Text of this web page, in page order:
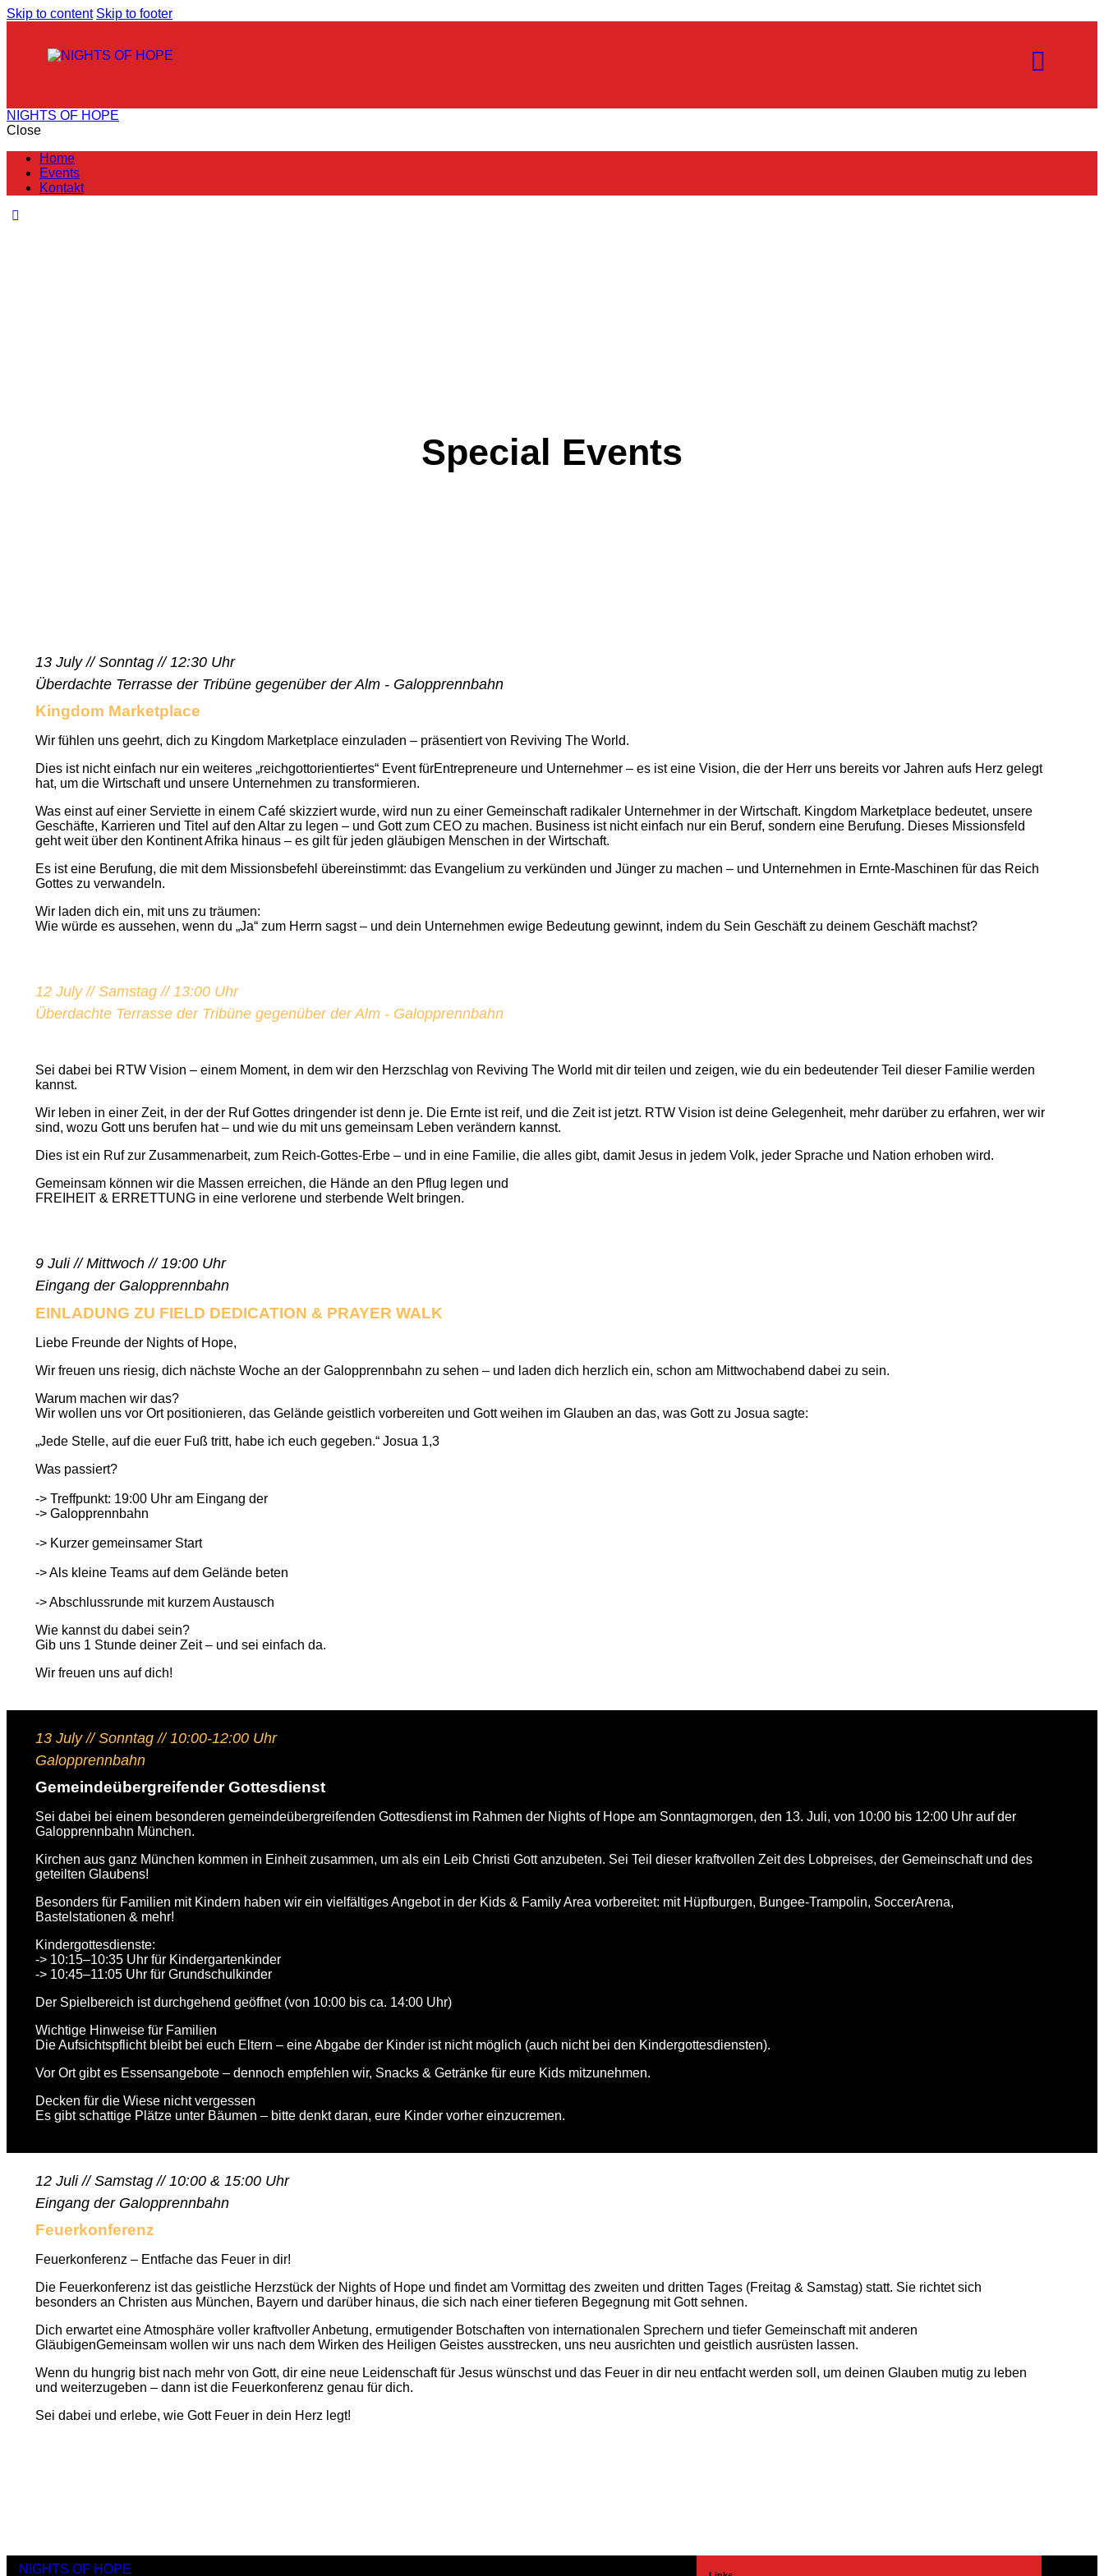
Skip to content Skip to footer
NIGHTS OF HOPE
Close
Home
Events
Kontakt
Special Events
13 July // Sonntag // 12:30 Uhr
Überdachte Terrasse der Tribüne gegenüber der Alm - Galopprennbahn
Kingdom Marketplace
Wir fühlen uns geehrt, dich zu Kingdom Marketplace einzuladen – präsentiert von Reviving The World.
Dies ist nicht einfach nur ein weiteres „reichgottorientiertes“ Event fürEntrepreneure und Unternehmer – es ist eine Vision, die der Herr uns bereits vor Jahren aufs Herz gelegt
hat, um die Wirtschaft und unsere Unternehmen zu transformieren.
Was einst auf einer Serviette in einem Café skizziert wurde, wird nun zu einer Gemeinschaft radikaler Unternehmer in der Wirtschaft. Kingdom Marketplace bedeutet, unsere
Geschäfte, Karrieren und Titel auf den Altar zu legen – und Gott zum CEO zu machen. Business ist nicht einfach nur ein Beruf, sondern eine Berufung. Dieses Missionsfeld
geht weit über den Kontinent Afrika hinaus – es gilt für jeden gläubigen Menschen in der Wirtschaft.
Es ist eine Berufung, die mit dem Missionsbefehl übereinstimmt: das Evangelium zu verkünden und Jünger zu machen – und Unternehmen in Ernte-Maschinen für das Reich
Gottes zu verwandeln.
Wir laden dich ein, mit uns zu träumen:
Wie würde es aussehen, wenn du „Ja“ zum Herrn sagst – und dein Unternehmen ewige Bedeutung gewinnt, indem du Sein Geschäft zu deinem Geschäft machst?
12 July // Samstag // 13:00 Uhr
Überdachte Terrasse der Tribüne gegenüber der Alm - Galopprennbahn
Sei dabei bei RTW Vision – einem Moment, in dem wir den Herzschlag von Reviving The World mit dir teilen und zeigen, wie du ein bedeutender Teil dieser Familie werden
kannst.
Wir leben in einer Zeit, in der der Ruf Gottes dringender ist denn je. Die Ernte ist reif, und die Zeit ist jetzt. RTW Vision ist deine Gelegenheit, mehr darüber zu erfahren, wer wir
sind, wozu Gott uns berufen hat – und wie du mit uns gemeinsam Leben verändern kannst.
Dies ist ein Ruf zur Zusammenarbeit, zum Reich-Gottes-Erbe – und in eine Familie, die alles gibt, damit Jesus in jedem Volk, jeder Sprache und Nation erhoben wird.
Gemeinsam können wir die Massen erreichen, die Hände an den Pflug legen und
FREIHEIT & ERRETTUNG in eine verlorene und sterbende Welt bringen.
9 Juli // Mittwoch // 19:00 Uhr
Eingang der Galopprennbahn
EINLADUNG ZU FIELD DEDICATION & PRAYER WALK
Liebe Freunde der Nights of Hope,
Wir freuen uns riesig, dich nächste Woche an der Galopprennbahn zu sehen – und laden dich herzlich ein, schon am Mittwochabend dabei zu sein.
Warum machen wir das?
Wir wollen uns vor Ort positionieren, das Gelände geistlich vorbereiten und Gott weihen im Glauben an das, was Gott zu Josua sagte:
„Jede Stelle, auf die euer Fuß tritt, habe ich euch gegeben.“ Josua 1,3
Was passiert?
-> Treffpunkt: 19:00 Uhr am Eingang der
-> Galopprennbahn
-> Kurzer gemeinsamer Start
-> Als kleine Teams auf dem Gelände beten
-> Abschlussrunde mit kurzem Austausch
Wie kannst du dabei sein?
Gib uns 1 Stunde deiner Zeit – und sei einfach da.
Wir freuen uns auf dich!
13 July // Sonntag // 10:00-12:00 Uhr
Galopprennbahn
Gemeindeübergreifender Gottesdienst
Sei dabei bei einem besonderen gemeindeübergreifenden Gottesdienst im Rahmen der Nights of Hope am Sonntagmorgen, den 13. Juli, von 10:00 bis 12:00 Uhr auf der
Galopprennbahn München.
Kirchen aus ganz München kommen in Einheit zusammen, um als ein Leib Christi Gott anzubeten. Sei Teil dieser kraftvollen Zeit des Lobpreises, der Gemeinschaft und des
geteilten Glaubens!
Besonders für Familien mit Kindern haben wir ein vielfältiges Angebot in der Kids & Family Area vorbereitet: mit Hüpfburgen, Bungee-Trampolin, SoccerArena,
Bastelstationen & mehr!
Kindergottesdienste:
-> 10:15–10:35 Uhr für Kindergartenkinder
-> 10:45–11:05 Uhr für Grundschulkinder
Der Spielbereich ist durchgehend geöffnet (von 10:00 bis ca. 14:00 Uhr)
Wichtige Hinweise für Familien
Die Aufsichtspflicht bleibt bei euch Eltern – eine Abgabe der Kinder ist nicht möglich (auch nicht bei den Kindergottesdiensten).
Vor Ort gibt es Essensangebote – dennoch empfehlen wir, Snacks & Getränke für eure Kids mitzunehmen.
Decken für die Wiese nicht vergessen
Es gibt schattige Plätze unter Bäumen – bitte denkt daran, eure Kinder vorher einzucremen.
12 Juli // Samstag // 10:00 & 15:00 Uhr
Eingang der Galopprennbahn
Feuerkonferenz
Feuerkonferenz – Entfache das Feuer in dir!
Die Feuerkonferenz ist das geistliche Herzstück der Nights of Hope und findet am Vormittag des zweiten und dritten Tages (Freitag & Samstag) statt. Sie richtet sich
besonders an Christen aus München, Bayern und darüber hinaus, die sich nach einer tieferen Begegnung mit Gott sehnen.
Dich erwartet eine Atmosphäre voller kraftvoller Anbetung, ermutigender Botschaften von internationalen Sprechern und tiefer Gemeinschaft mit anderen
GläubigenGemeinsam wollen wir uns nach dem Wirken des Heiligen Geistes ausstrecken, uns neu ausrichten und geistlich ausrüsten lassen.
Wenn du hungrig bist nach mehr von Gott, dir eine neue Leidenschaft für Jesus wünschst und das Feuer in dir neu entfacht werden soll, um deinen Glauben mutig zu leben
und weiterzugeben – dann ist die Feuerkonferenz genau für dich.
Sei dabei und erlebe, wie Gott Feuer in dein Herz legt!
NIGHTS OF HOPE